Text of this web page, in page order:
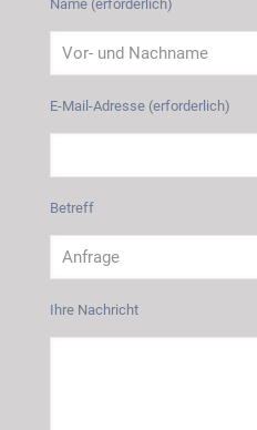
Name (erforderlich)
E-Mail-Adresse (erforderlich)
Betreff
Ihre Nachricht